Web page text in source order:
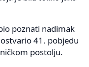
poznati nadimak
41. pobjedu
postolju.